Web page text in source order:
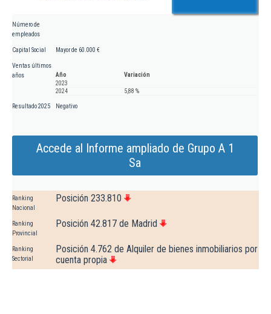
Número de
empleados
Capital Social Mayor de 60.000 €
Ventas últimos
años
Año
Variación
2023
2024
5,88 %
Resultado 2025 Negativo
Accede al Informe ampliado de Grupo A 1
Sa
Ranking
Nacional
Posición 233.810
Ranking
Provincial
Posición 42.817 de Madrid
Ranking
Sectorial
Posición 4.762 de Alquiler de bienes inmobiliarios por
cuenta propia